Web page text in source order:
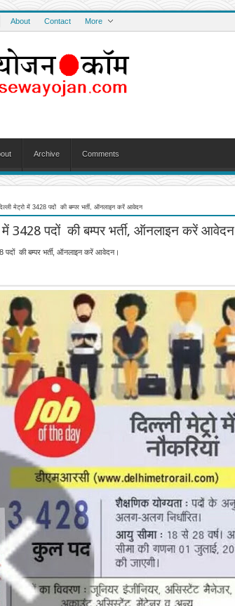
About Contact More
Archive Comments
मेट्रो में 3428 पदों की बम्पर भर्ती, ऑनलाइन करें आवेदन
में 3428 पदों की बम्पर भर्ती, ऑनलाइन करें आवेदन
पदों की बम्पर भर्ती, ऑनलाइन करें आवेदन।